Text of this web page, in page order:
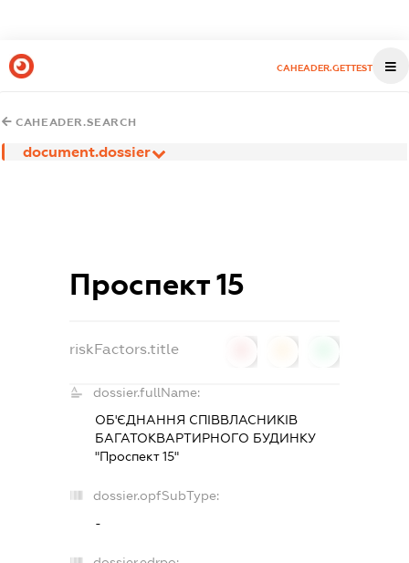
CAHEADER.GETTEST
CAHEADER.SEARCH
document.dossier
Проспект 15
riskFactors.title
dossier.fullName:
ОБ'ЄДНАННЯ СПІВВЛАСНИКІВ
БАГАТОКВАРТИРНОГО БУДИНКУ
"Проспект 15"
dossier.opfSubType:
-